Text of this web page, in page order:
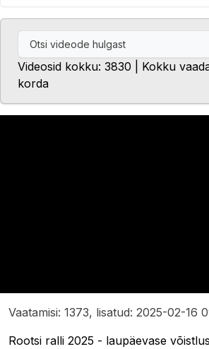
Videosid kokku: 3830 | Kokku
korda
Vaatamisi: 1373, lisatud: 2025-02-16
Rootsi ralli 2025 - laupäevase